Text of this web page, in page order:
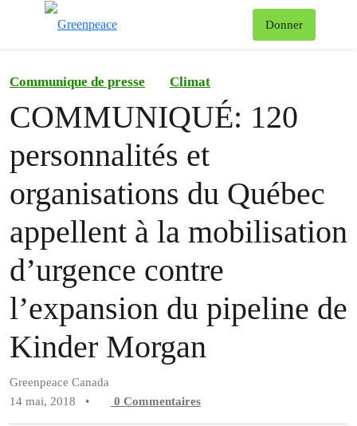
Donner
Communique de presse Climat
COMMUNIQUÉ: 120
personnalités et
organisations du Québec
appellent à la mobilisation
d’urgence contre
l’expansion du pipeline de
Kinder Morgan
Greenpeace Canada
14 mai, 2018
• 0 Commentaires